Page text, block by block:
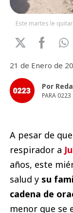
Este martes le
21 de Enero de
Por
PARA 0223
A pesar de
respirador a
años, este
salud y su
cadena de
menor que se